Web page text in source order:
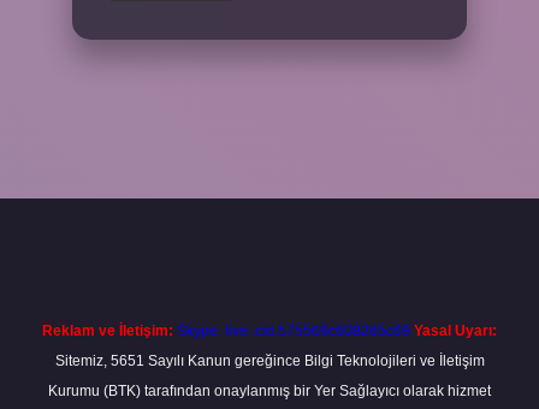
Reklam ve İletişim: Skype: live:.cid.575569c608265c69 Yasal Uyarı:
Sitemiz, 5651 Sayılı Kanun gereğince Bilgi Teknolojileri ve İletişim
Kurumu (BTK) tarafından onaylanmış bir Yer Sağlayıcı olarak hizmet